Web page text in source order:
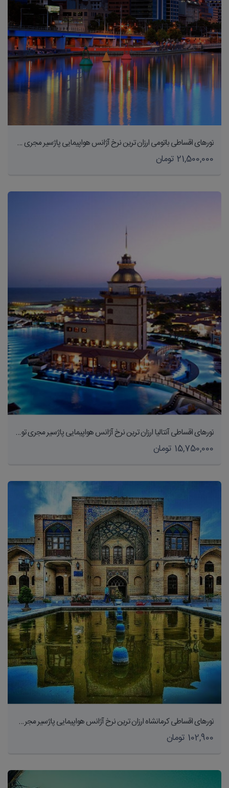
تورهای اقساطی باتومی ارزان ترین نرخ آژانس هواپیمایی پاژسیر مجری تورهای داخلی و خارجی اقساطی از مشهد
21,500,000 تومان
تورهای اقساطی آنتالیا ارزان ترین نرخ آژانس هواپیمایی پاژسیر مجری تورهای داخلی و خارجی اقساطی از مشهد
15,750,000 تومان
تورهای اقساطی کرمانشاه ارزان ترین نرخ آژانس هواپیمایی پاژسیر مجری تورهای داخلی و خارجی اقساطی از مشهد
102,900 تومان